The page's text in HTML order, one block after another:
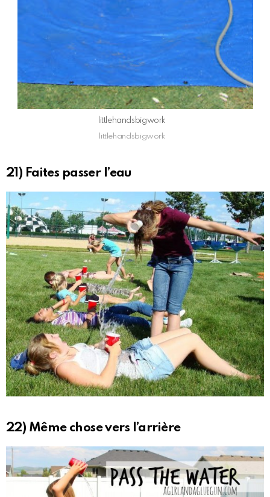
littlehandsbigwork
littlehandsbigwork
21) Faites passer l’eau
22) Même chose vers l’arrière